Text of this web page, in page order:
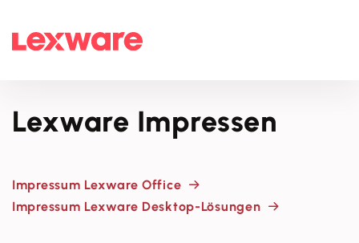
Lexware Impressen
Impressum Lexware Office
Impressum Lexware Desktop-Lösungen